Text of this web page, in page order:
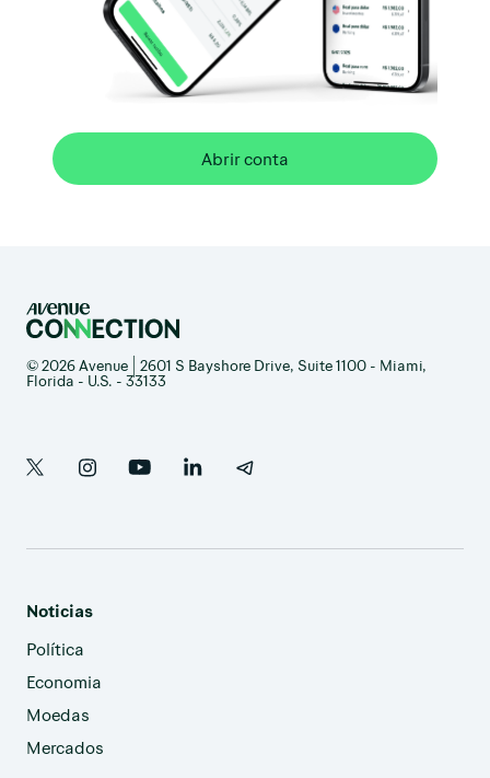
Abrir conta
© 2026 Avenue | 2601 S Bayshore Drive, Suite 1100 - Miami,
Florida - U.S. - 33133
Noticias
Política
Economia
Moedas
Mercados